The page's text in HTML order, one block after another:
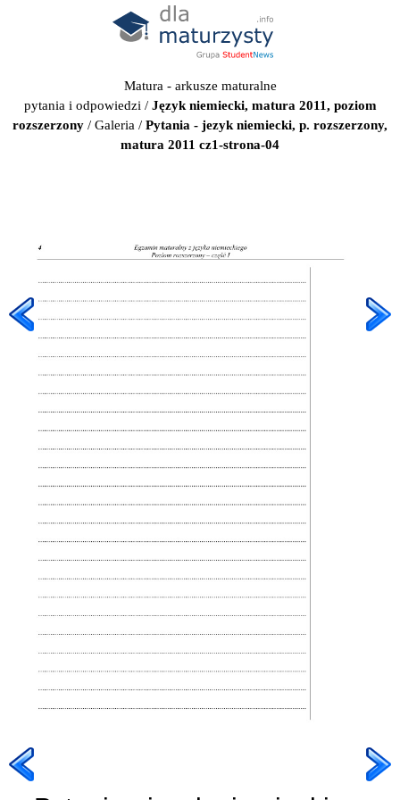
Matura - arkusze maturalne
pytania i odpowiedzi / Język niemiecki, matura 2011, poziom
rozszerzony / Galeria / Pytania - jezyk niemiecki, p. rozszerzony,
matura 2011 cz1-strona-04